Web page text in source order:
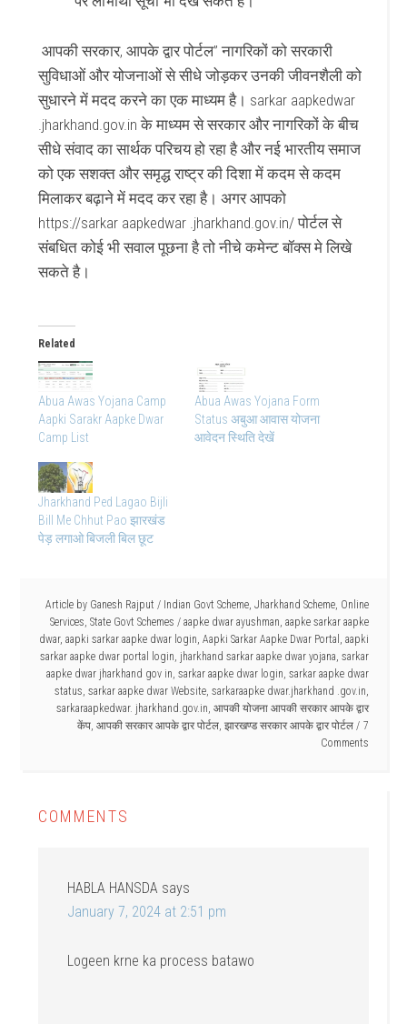
आपकी सरकार, आपके द्वार पोर्टल” नागरिकों को सरकारी
सुविधाओं और योजनाओं से सीधे जोड़कर उनकी जीवनशैली को
सुधारने में मदद करने का एक माध्यम है। sarkar aapkedwar
.jharkhand.gov.in के माध्यम से सरकार और नागरिकों के बीच
सीधे संवाद का सार्थक परिचय हो रहा है और नई भारतीय समाज
को एक सशक्त और समृद्ध राष्ट्र की दिशा में कदम से कदम
मिलाकर बढ़ाने में मदद कर रहा है। अगर आपको
https://sarkar aapkedwar .jharkhand.gov.in/ पोर्टल से
संबधित कोई भी सवाल पूछना है तो नीचे कमेन्ट बॉक्स मे लिखे
सकते है।
Related
Abua Awas Yojana Camp
Aapki Sarakr Aapke Dwar
Camp List
Abua Awas Yojana Form
Status अबुआ आवास योजना
आवेदन स्थिति देखें
Jharkhand Ped Lagao Bijli
Bill Me Chhut Pao झारखंड
पेड़ लगाओ बिजली बिल छूट
Article by Ganesh Rajput / Indian Govt Scheme, Jharkhand Scheme, Online
Services, State Govt Schemes / aapke dwar ayushman, aapke sarkar aapke
dwar, aapki sarkar aapke dwar login, Aapki Sarkar Aapke Dwar Portal , aapki
sarkar aapke dwar portal login, jharkhand sarkar aapke dwar yojana, sarkar
aapke dwar jharkhand gov in, sarkar aapke dwar login, sarkar aapke dwar
status, sarkar aapke dwar Website, sarkaraapke dwar.jharkhand .gov.in,
sarkaraapkedwar. jharkhand.gov.in, आपकी योजना आपकी सरकार आपके द्वार
केंप, आपकी सरकार आपके द्वार पोर्टल, झारखण्ड सरकार आपके द्वार पोर्टल
7
Comments
COMMENTS
HABLA HANSDA says
January 7, 2024 at 2:51 pm
Logeen krne ka process batawo